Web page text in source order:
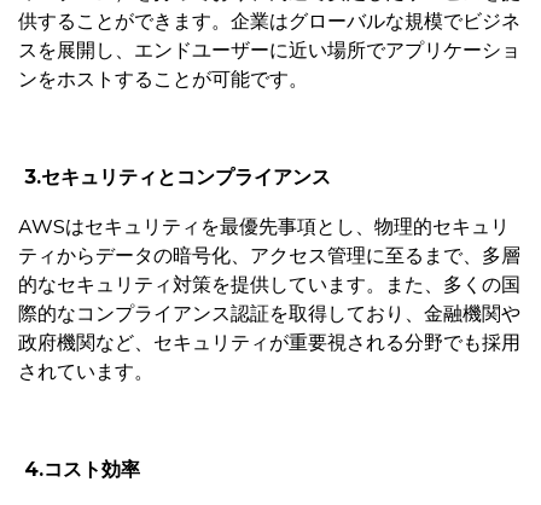
供することができます。企業はグローバルな規模でビジネ
スを展開し、エンドユーザーに近い場所でアプリケーショ
ンをホストすることが可能です。
3.セキュリティとコンプライアンス
AWSはセキュリティを最優先事項とし、物理的セキュリ
ティからデータの暗号化、アクセス管理に至るまで、多層
的なセキュリティ対策を提供しています。また、多くの国
際的なコンプライアンス認証を取得しており、金融機関や
政府機関など、セキュリティが重要視される分野でも採用
されています。
4.コスト効率